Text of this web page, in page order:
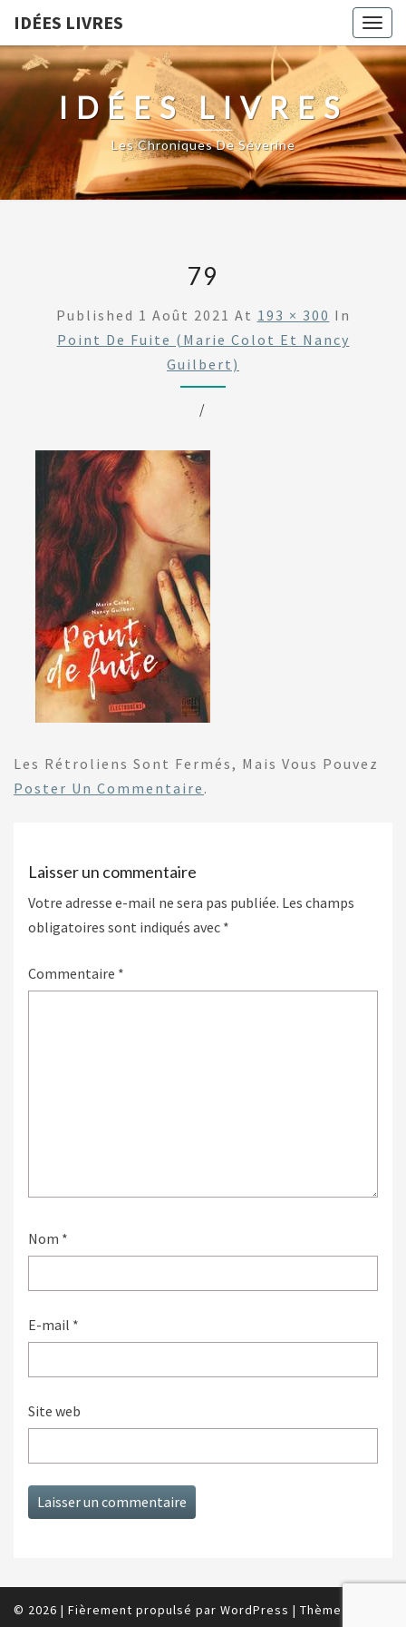
IDÉES LIVRES
IDÉES LIVRES
Les Chroniques De Séverine
79
Published 1 Août 2021 At 193 × 300 In
Point De Fuite (Marie Colot Et Nancy
Guilbert)
/
Les Rétroliens Sont Fermés, Mais Vous Pouvez
Poster Un Commentaire .
Laisser un commentaire
Votre adresse e-mail ne sera pas publiée. Les champs
obligatoires sont indiqués avec *
Commentaire *
Nom *
E-mail *
Site web
© 2026 | Fièrement propulsé par WordPress | Thème :